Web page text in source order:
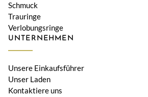
Schmuck
Trauringe
Verlobungsringe
UNTERNEHMEN
Unsere Einkaufsführer
Unser Laden
Kontaktiere uns